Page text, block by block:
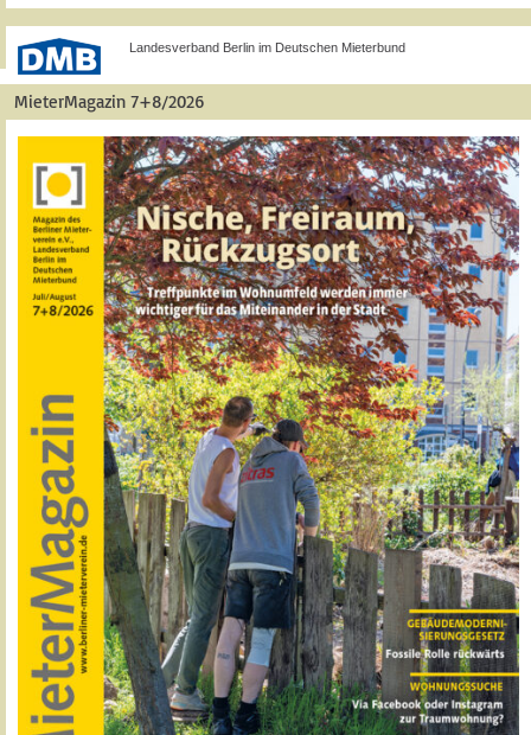
Landesverband Berlin im Deutschen Mieterbund
MieterMagazin 7+8/2026